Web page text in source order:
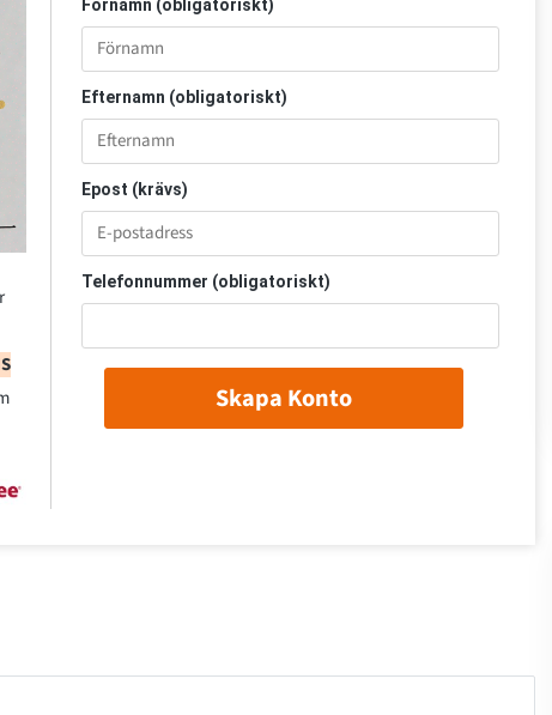
Förnamn (obligatoriskt)
Efternamn (obligatoriskt)
Epost (krävs)
Telefonnummer (obligatoriskt)
Skapa Konto